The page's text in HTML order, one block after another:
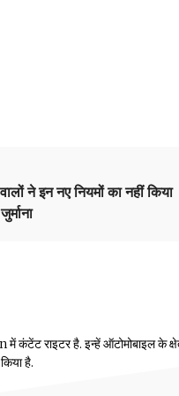
ने इन नए नियमों का नहीं किया
कंटेंट राइटर है. इन्हें ऑटोमोबाइल के
है.